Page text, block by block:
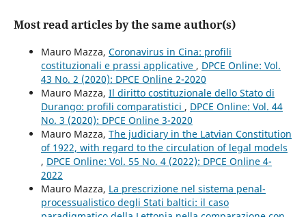
Most read articles by the same author(s)
Mauro Mazza, Coronavirus in Cina: profili
costituzionali e prassi applicative , DPCE Online: Vol.
43 No. 2 (2020): DPCE Online 2-2020
Mauro Mazza, Il diritto costituzionale dello Stato di
Durango: profili comparatistici , DPCE Online: Vol. 44
No. 3 (2020): DPCE Online 3-2020
Mauro Mazza, The judiciary in the Latvian Constitution
of 1922, with regard to the circulation of legal models
, DPCE Online: Vol. 55 No. 4 (2022): DPCE Online 4-
2022
Mauro Mazza, La prescrizione nel sistema penal-
processualistico degli Stati baltici: il caso